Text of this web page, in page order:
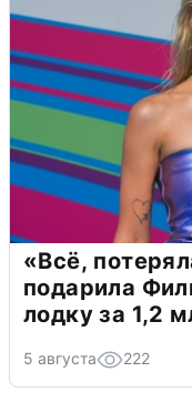
«Всё,
подарила
лодку за 1,2
5 августа 222